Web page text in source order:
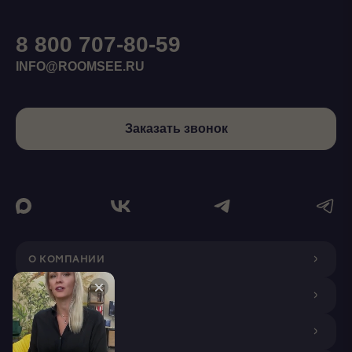
О КОМПАНИИ
ДИЗАЙНЕРАМ
ПОКУПАТЕЛЯМ
8 800 707-80-59
INFO@ROOMSEE.RU
Заказать звонок